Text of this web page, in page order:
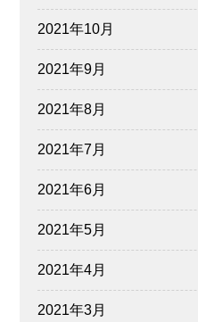
2021年10月
2021年9月
2021年8月
2021年7月
2021年6月
2021年5月
2021年4月
2021年3月